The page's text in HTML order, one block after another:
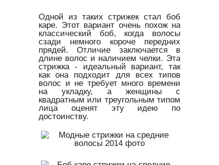
Одной из таких стрижек стал боб
каре. Этот вариант очень похож на
классический боб, когда волосы
сзади немного короче передних
прядей. Отличие заключается в
длине волос и наличием челки. Эта
стрижка - идеальный вариант, так
как она подходит для всех типов
волос и не требует много времени
на укладку, а женщины с
квадратным или треугольным типом
лица оценят эту идею по
достоинству.